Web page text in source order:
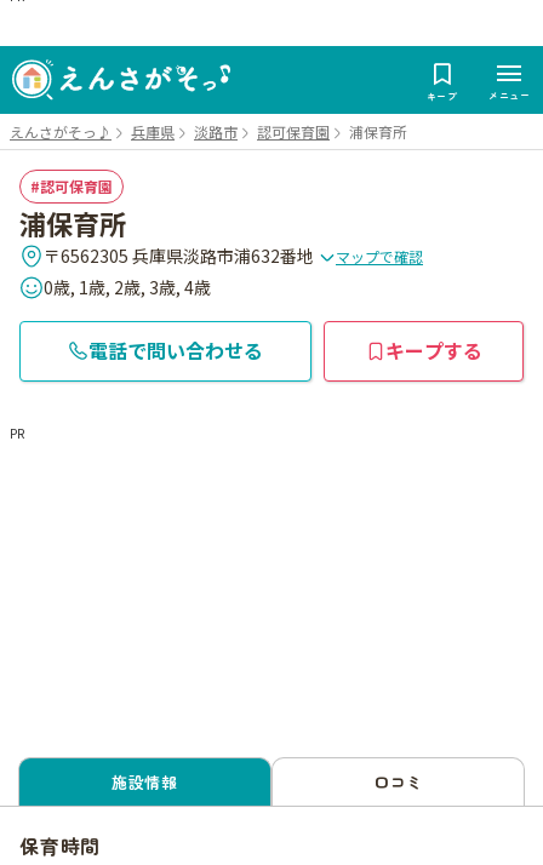
キープ メニュー
えんさがそっ♪ 兵庫県 淡路市 認可保育園 浦保育所
認可保育園
浦保育所
〒6562305 兵庫県淡路市浦632番地 マップで確認
0歳, 1歳, 2歳, 3歳, 4歳
電話で問い合わせる キープする
PR
施設情報 口コミ
保育時間